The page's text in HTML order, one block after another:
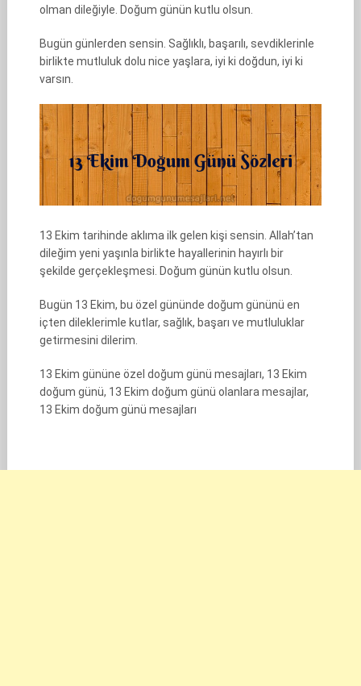
olman dileğiyle. Doğum günün kutlu olsun.
Bugün günlerden sensin. Sağlıklı, başarılı, sevdiklerinle
birlikte mutluluk dolu nice yaşlara, iyi ki doğdun, iyi ki
varsın.
13 Ekim tarihinde aklıma ilk gelen kişi sensin. Allah’tan
dileğim yeni yaşınla birlikte hayallerinin hayırlı bir
şekilde gerçekleşmesi. Doğum günün kutlu olsun.
Bugün 13 Ekim, bu özel gününde doğum gününü en
içten dileklerimle kutlar, sağlık, başarı ve mutluluklar
getirmesini dilerim.
13 Ekim gününe özel doğum günü mesajları, 13 Ekim
doğum günü, 13 Ekim doğum günü olanlara mesajlar,
13 Ekim doğum günü mesajları